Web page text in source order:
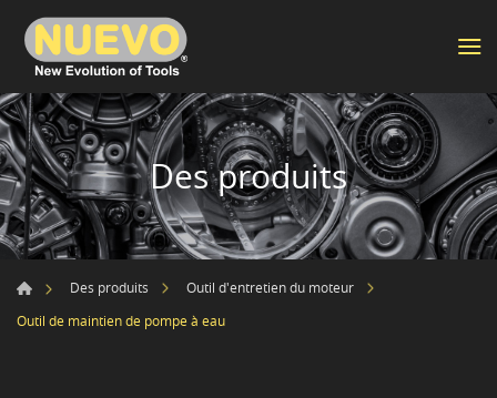
Des produits
Des produits
Outil d'entretien du moteur
Outil de maintien de pompe à eau